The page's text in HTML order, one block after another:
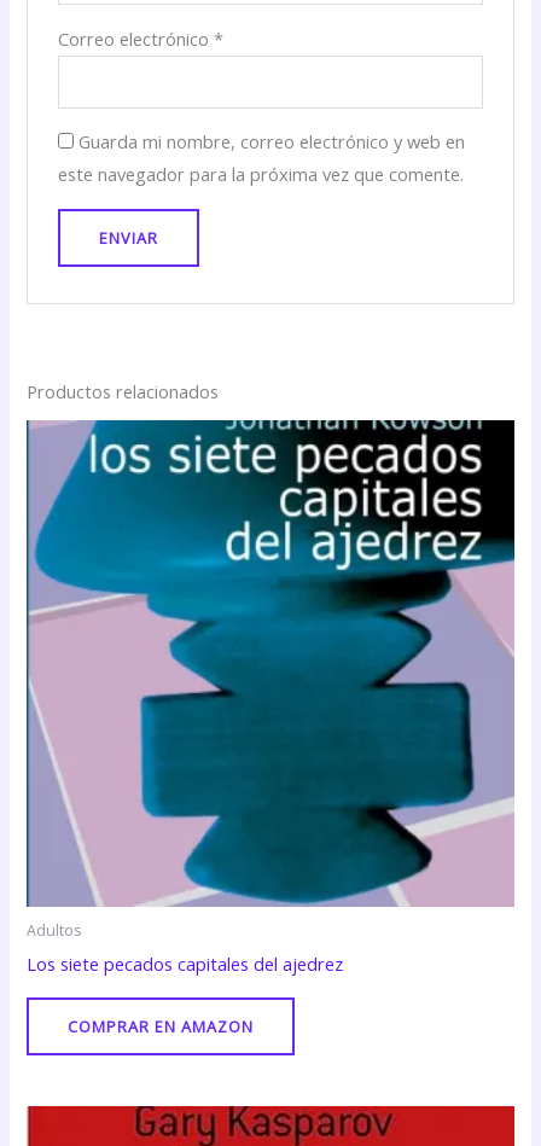
Correo electrónico *
Guarda mi nombre, correo electrónico y web en
este navegador para la próxima vez que comente.
Productos relacionados
Adultos
Los siete pecados capitales del ajedrez
COMPRAR EN AMAZON